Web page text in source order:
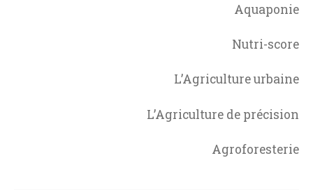
Aquaponie
Nutri-score
L’Agriculture urbaine
L’Agriculture de précision
Agroforesterie